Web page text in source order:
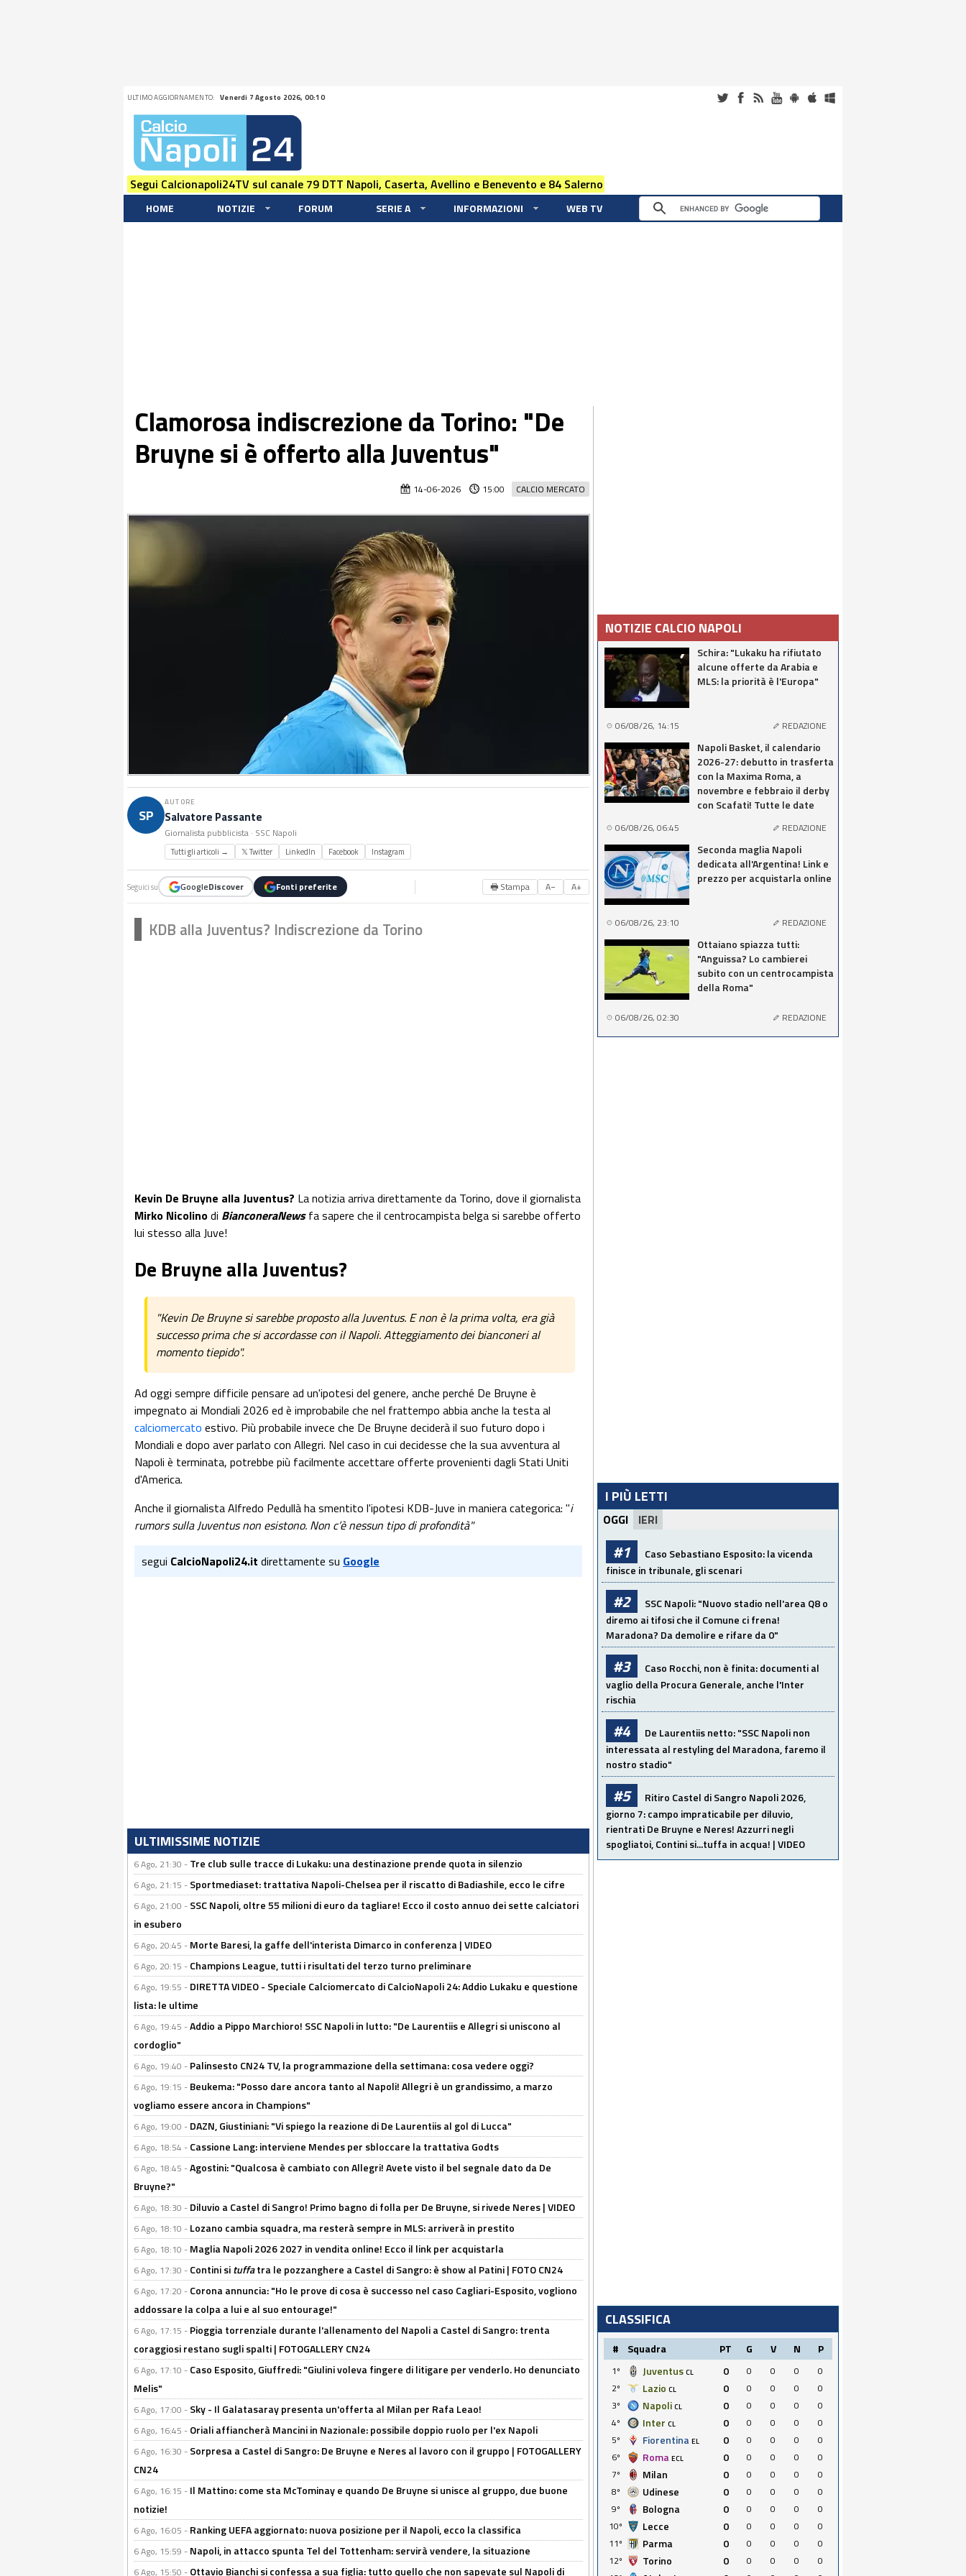
ULTIMO AGGIORNAMENTO: Venerdi 7 Agosto 2026, 00:10
Segui Calcionapoli24TV sul canale 79 DTT Napoli, Caserta, Avellino e Benevento e 84 Salerno
HOME NOTIZIE FORUM SERIE A INFORMAZIONI WEB TV
Clamorosa indiscrezione da Torino: "De
Bruyne si è offerto alla Juventus"
CALCIO MERCATO
14-06-2026 15:00
SP
AUTORE
Salvatore Passante
Giornalista pubblicista · SSC Napoli
Tutti gli articoli → 𝕏 Twitter LinkedIn Facebook Instagram
Seguici su GoogleDiscover Fonti preferite 🖶 Stampa A− A+
KDB alla Juventus? Indiscrezione da Torino
Kevin De Bruyne alla Juventus? La notizia arriva direttamente da Torino, dove il giornalista
Mirko Nicolinodi BianconeraNewsfa sapere che il centrocampista belga si sarebbe offerto
lui stesso alla Juve!
De Bruyne alla Juventus?
"Kevin De Bruyne si sarebbe proposto alla Juventus. E non è la prima volta, era già
successo prima che si accordasse con il Napoli. Atteggiamento dei bianconeri al
momento tiepido".
Ad oggi sempre difficile pensare ad un'ipotesi del genere, anche perché De Bruyne è
impegnato ai Mondiali 2026 ed è improbabile che nel frattempo abbia anche la testa al
calciomercato estivo. Più probabile invece che De Bruyne deciderà il suo futuro dopo i
Mondiali e dopo aver parlato con Allegri. Nel caso in cui decidesse che la sua avventura al
Napoli è terminata, potrebbe più facilmente accettare offerte provenienti dagli Stati Uniti
d'America.
Anche il giornalista Alfredo Pedullà ha smentito l'ipotesi KDB-Juve in maniera categorica: "i
rumors sulla Juventus non esistono. Non c’è nessun tipo di profondità"
segui CalcioNapoli24.it direttamente su Google
ULTIMISSIME NOTIZIE
6 Ago, 21:30 - Tre club sulle tracce di Lukaku: una destinazione prende quota in silenzio
6 Ago, 21:15 - Sportmediaset: trattativa Napoli-Chelsea per il riscatto di Badiashile, ecco le cifre
6 Ago, 21:00 - SSC Napoli, oltre 55 milioni di euro da tagliare! Ecco il costo annuo dei sette calciatori
in esubero
6 Ago, 20:45 - Morte Baresi, la gaffe dell'interista Dimarco in conferenza | VIDEO
6 Ago, 20:15 - Champions League, tutti i risultati del terzo turno preliminare
6 Ago, 19:55 - DIRETTA VIDEO - Speciale Calciomercato di CalcioNapoli 24: Addio Lukaku e questione
lista: le ultime
6 Ago, 19:45 -Addio a Pippo Marchioro! SSC Napoli in lutto: "De Laurentiis e Allegri si uniscono al
cordoglio"
6 Ago, 19:40 - Palinsesto CN24 TV, la programmazione della settimana: cosa vedere oggi?
6 Ago, 19:15 - Beukema: "Posso dare ancora tanto al Napoli! Allegri è un grandissimo, a marzo
vogliamo essere ancora in Champions"
6 Ago, 19:00 - DAZN, Giustiniani: "Vi spiego la reazione di De Laurentiis al gol di Lucca"
6 Ago, 18:54 - Cassione Lang: interviene Mendes per sbloccare la trattativa Godts
6 Ago, 18:45 -Agostini: "Qualcosa è cambiato con Allegri! Avete visto il bel segnale dato da De
Bruyne?"
6 Ago, 18:30 - Diluvio a Castel di Sangro! Primo bagno di folla per De Bruyne, si rivede Neres | VIDEO
6 Ago, 18:10 - Lozano cambia squadra, ma resterà sempre in MLS: arriverà in prestito
6 Ago, 18:10 - Maglia Napoli 2026 2027 in vendita online! Ecco il link per acquistarla
6 Ago, 17:30 - Contini situffatra le pozzanghere a Castel di Sangro: è show al Patini | FOTO CN24
6 Ago, 17:20 - Corona annuncia: "Ho le prove di cosa è successo nel caso Cagliari-Esposito, vogliono
addossare la colpa a lui e al suo entourage!"
6 Ago, 17:15 - Pioggia torrenziale durante l'allenamento del Napoli a Castel di Sangro: trenta
coraggiosi restano sugli spalti | FOTOGALLERY CN24
6 Ago, 17:10 - Caso Esposito, Giuffredi: "Giulini voleva fingere di litigare per venderlo. Ho denunciato
Melis"
6 Ago, 17:00 - Sky - Il Galatasaray presenta un'offerta al Milan per Rafa Leao!
6 Ago, 16:45 - Oriali affiancherà Mancini in Nazionale: possibile doppio ruolo per l'ex Napoli
6 Ago, 16:30 - Sorpresa a Castel di Sangro: De Bruyne e Neres al lavoro con il gruppo | FOTOGALLERY
CN24
6 Ago, 16:15 - Il Mattino: come sta McTominay e quando De Bruyne si unisce al gruppo, due buone
notizie!
6 Ago, 16:05 - Ranking UEFA aggiornato: nuova posizione per il Napoli, ecco la classifica
6 Ago, 15:59 - Napoli, in attacco spunta Tel del Tottenham: servirà vendere, la situazione
6 Ago, 15:50 - Ottavio Bianchi si confessa a sua figlia: tutto quello che non sapevate sul Napoli di
NOTIZIE CALCIO NAPOLI
Schira: "Lukaku ha rifiutato
alcune offerte da Arabia e
MLS: la priorità è l'Europa"
06/08/26, 14:15 REDAZIONE
Napoli Basket, il calendario
2026-27: debutto in trasferta
con la Maxima Roma, a
novembre e febbraio il derby
con Scafati! Tutte le date
06/08/26, 06:45 REDAZIONE
Seconda maglia Napoli
dedicata all'Argentina! Link e
prezzo per acquistarla online
06/08/26, 23:10 REDAZIONE
Ottaiano spiazza tutti:
"Anguissa? Lo cambierei
subito con un centrocampista
della Roma"
06/08/26, 02:30 REDAZIONE
I PIÙ LETTI
OGGI IERI
#1
Caso Sebastiano Esposito: la vicenda
finisce in tribunale, gli scenari
#2
SSC Napoli: "Nuovo stadio nell'area Q8 o
diremo ai tifosi che il Comune ci frena!
Maradona? Da demolire e rifare da 0"
#3
Caso Rocchi, non è finita: documenti al
vaglio della Procura Generale, anche l'Inter
rischia
#4
De Laurentiis netto: "SSC Napoli non
interessata al restyling del Maradona, faremo il
nostro stadio"
#5
Ritiro Castel di Sangro Napoli 2026,
giorno 7: campo impraticabile per diluvio,
rientrati De Bruyne e Neres! Azzurri negli
spogliatoi, Contini si...tuffa in acqua! | VIDEO
CLASSIFICA
# Squadra PT G V N P
1º Juventus CL 0 0 0 0
0
2º
Lazio CL 0 0 0 0
0
3º
Napoli CL 0 0 0 0
0
4º
Inter CL 0 0 0 0
0
5º
Fiorentina EL 0 0 0 0
0
6º
Roma ECL 0 0 0 0
0
7º
Milan 0 0 0 0
0
8º
Udinese 0 0 0 0
0
9º
Bologna 0 0 0 0
0
10º
Lecce 0 0 0 0
0
11º
Parma 0 0 0 0
0
12º
Torino 0 0 0 0
0